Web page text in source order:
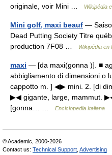
originale, voir Mini …
Wikipédia
Mini golf, maxi beauf —
Dead Putting Society Titre
production 7F08 …
Wikipédia en
maxi — [da maxi(gonna )]. ■
abbigliamento di dimensioni o
cappotto m. ] ◀▶ mini. 2. [di
▶◀ gigante, large, mammut.
[gonna… …
Enciclopedia Italiana
© Academic, 2000-2026
Contact us: Technical Support Advertising